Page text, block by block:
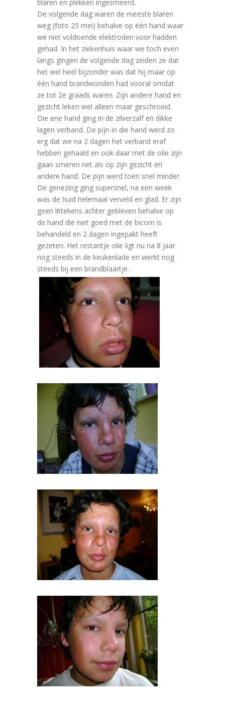
blaren en plekken ingesmeerd.
De volgende dag waren de meeste blaren
weg (foto 25 mei) behalve op één hand waar
we niet voldoende elektroden voor hadden
gehad. In het ziekenhuis waar we toch even
langs gingen de volgende dag zeiden ze dat
het wel heel bijzonder was dat hij maar op
één hand brandwonden had vooral omdat
ze tot 2e graads waren. Zijn andere hand en
gezicht leken wel alleen maar geschroeid.
Die ene hand ging in de zilverzalf en dikke
lagen verband. De pijn in die hand werd zo
erg dat we na 2 dagen het verband eraf
hebben gehaald en ook daar met de olie zijn
gaan smeren net als op zijn gezicht en
andere hand. De pijn werd toen snel minder.
De genezing ging supersnel, na een week
was de huid helemaal verveld en glad. Er zijn
geen littekens achter gebleven behalve op
de hand die niet goed met de bicom is
behandeld en 2 dagen ingepakt heeft
gezeten. Het restantje olie ligt nu na 8 jaar
nog steeds in de keukenlade en werkt nog
steeds bij een brandblaartje .